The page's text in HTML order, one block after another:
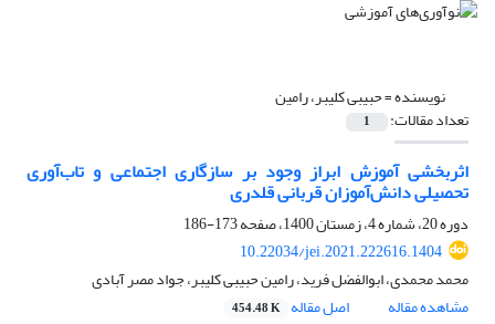
نویسنده =حبیبی کلیبر، رامین
تعداد مقالات: 1
اثربخشی آموزش ابراز وجود بر سازگاری اجتماعی و تاب‏‌آوری
تحصیلی دانش‌‏آموزان قربانی قلدری
دوره 20، شماره 4، زمستان 1400، صفحه
173-186
10.22034/jei.2021.222616.1404
محمد محمدی، ابوالفضل فرید، رامین حبیبی کلیبر، جواد مصر آبادی
مشاهده مقاله
اصل مقاله 454.48 K